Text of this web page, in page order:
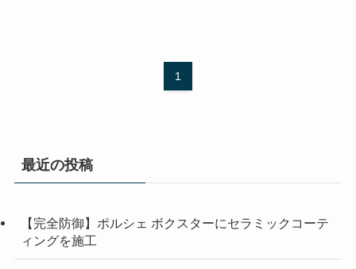
1
最近の投稿
【完全防御】ポルシェ ボクスターにセラミックコーテ
ィングを施工